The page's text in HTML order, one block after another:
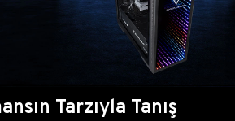
Tarzıyla Tanış